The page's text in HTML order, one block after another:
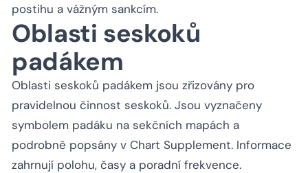
postihu a vážným sankcím.
Oblasti seskoků
padákem
Oblasti seskoků padákem jsou zřizovány pro
pravidelnou činnost seskoků. Jsou vyznačeny
symbolem padáku na sekčních mapách a
podrobně popsány v Chart Supplement. Informace
zahrnují polohu, časy a poradní frekvence.